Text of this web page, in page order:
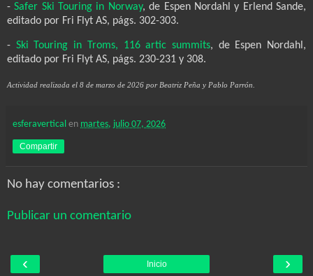
-Safer Ski Touring in Norway, de Espen Nordahl y Erlend Sande,
editado por Fri Flyt AS, págs. 302-303.
- Ski Touring in Troms, 116 artic summits, de Espen Nordahl,
editado por Fri Flyt AS, págs. 230-231 y 308.
Actividad realizada el 8 de marzo de 2026 por Beatriz Peña y Pablo Parrón.
esferavertical en martes, julio 07, 2026
Compartir
No hay comentarios :
Publicar un comentario
‹ ›
Inicio